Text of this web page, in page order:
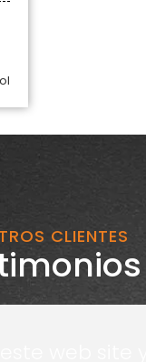
CLIENTES